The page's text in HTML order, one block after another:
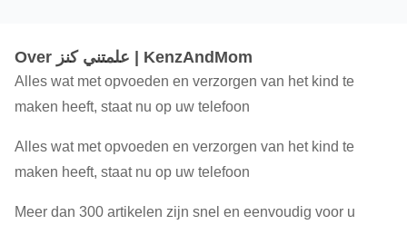
Over علمتني كنز | KenzAndMom
Alles wat met opvoeden en verzorgen van het kind te
maken heeft, staat nu op uw telefoon
Alles wat met opvoeden en verzorgen van het kind te
maken heeft, staat nu op uw telefoon
Meer dan 300 artikelen zijn snel en eenvoudig voor u